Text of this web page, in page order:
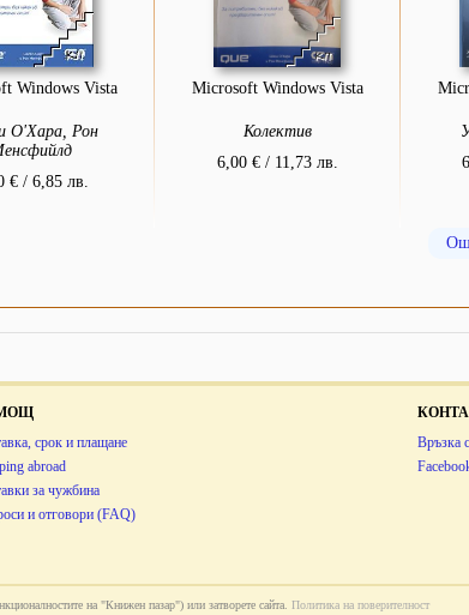
Windows Vista
О'Хара, Рон
€ / 6,85 лв.
Microsoft Windows Vista
Колектив
6,00 € / 11,73 лв.
срок и плащане
abroad
за чужбина
и отговори (FAQ)
Връзка
на "Книжен пазар") или затворете сайта. Политика на поверителност